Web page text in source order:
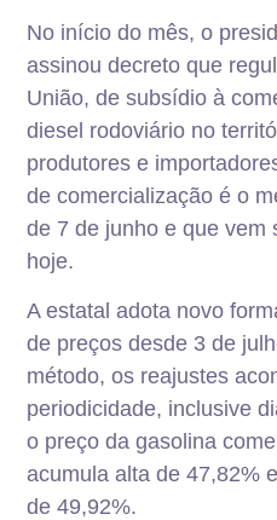
No início do mês, o
assinou decreto que
União, de subsídio à
diesel rodoviário no
produtores e
de comercialização é o
de 7 de junho e que vem
hoje.
A estatal adota novo
de preços desde 3 de
método, os reajustes
periodicidade, inclusive
o preço da gasolina
acumula alta de 47,82%
de 49,92%.